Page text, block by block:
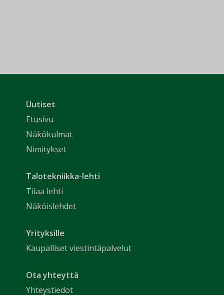
Uutiset
Etusivu
Näkökulmat
Nimitykset
Talotekniikka-lehti
Tilaa lehti
Näköislehdet
Yrityksille
Kaupalliset viestintäpalvelut
Ota yhteyttä
Yhteystiedot